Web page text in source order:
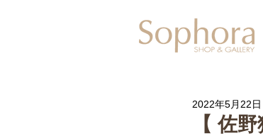
【 佐
2022年5月22日